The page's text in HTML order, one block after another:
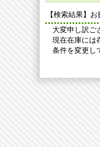
【検索結果】
大変申し訳ご
現在在庫には
条件を変更し